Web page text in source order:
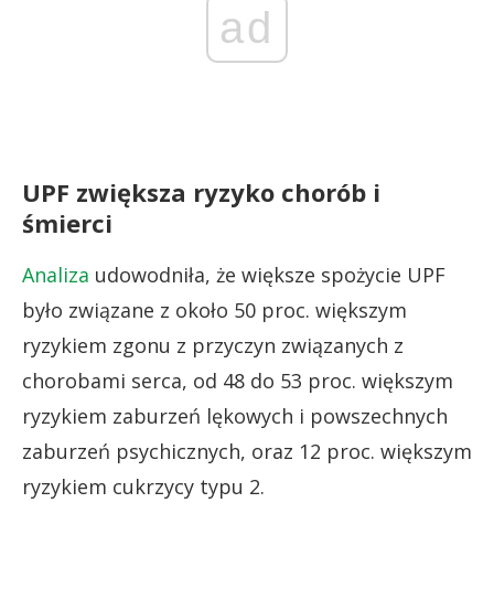
ad
UPF zwiększa ryzyko chorób i
śmierci
Analiza udowodniła, że większe spożycie UPF
było związane z około 50 proc. większym
ryzykiem zgonu z przyczyn związanych z
chorobami serca, od 48 do 53 proc. większym
ryzykiem zaburzeń lękowych i powszechnych
zaburzeń psychicznych, oraz 12 proc. większym
ryzykiem cukrzycy typu 2.